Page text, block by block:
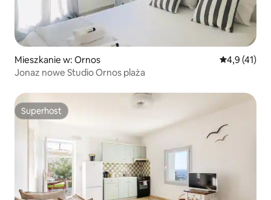
Mieszkanie w: Ornos Średnia
4,9 (41)
Jonaz nowe Studio Ornos plaża
Superhost
Superhost